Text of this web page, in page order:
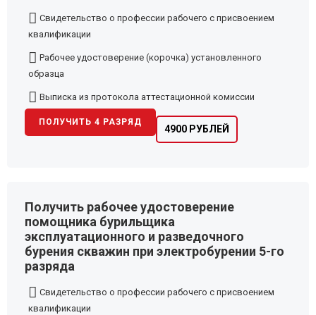
Свидетельство о профессии рабочего с присвоением
квалификации
Рабочее удостоверение (корочка) установленного
образца
Выписка из протокола аттестационной комиссии
4900 РУБЛЕЙ
ПОЛУЧИТЬ 4 РАЗРЯД
Получить рабочее удостоверение
помощника бурильщика
эксплуатационного и разведочного
бурения скважин при электробурении 5-го
разряда
Свидетельство о профессии рабочего с присвоением
квалификации